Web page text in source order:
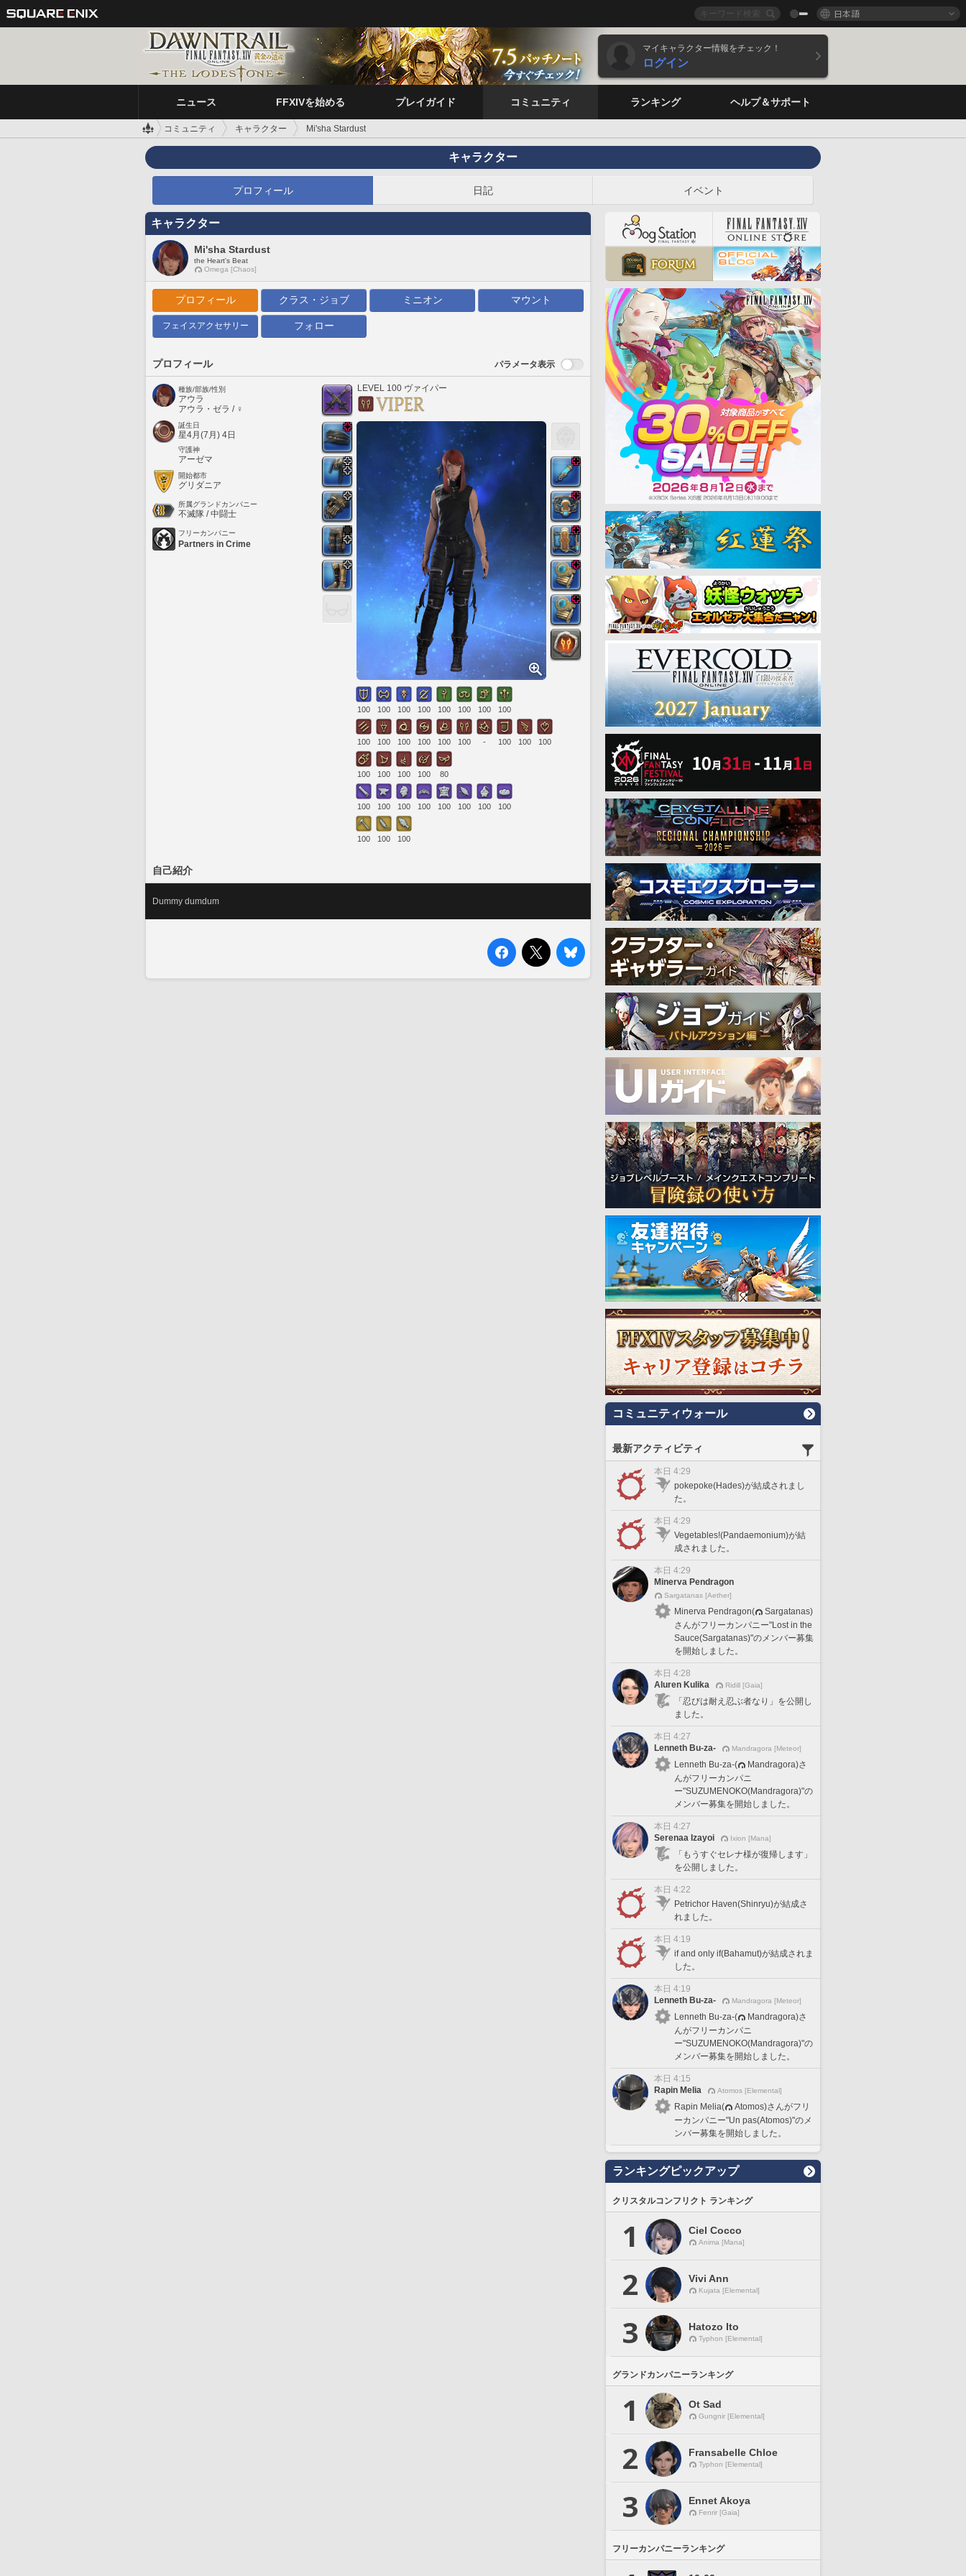
日本語
マイキャラクター情報をチェック！
ログイン
ニュース FFXIVを始める プレイガイド コミュニティ ランキング ヘルプ＆サポート
コミュニティ キャラクター Mi'sha Stardust
キャラクター
プロフィール 日記 イベント
キャラクター
Mi'sha Stardust
the Heart's Beat
Omega [Chaos]
プロフィール クラス・ジョブ ミニオン マウント
フェイスアクセサリー フォロー
プロフィール パラメータ表示
種族/部族/性別
アウラ
アウラ・ゼラ / ♀
誕生日
星4月(7月) 4日
守護神
アーゼマ
開始都市
グリダニア
所属グランドカンパニー
不滅隊 / 中闘士
フリーカンパニー
Partners in Crime
LEVEL 100 ヴァイパー
100 100 100 100 100 100 100 100
100 100 100 100 100 100 - 100 100 100
100 100 100 100 80
100 100 100 100 100 100 100 100
100 100 100
自己紹介
Dummy dumdum
コミュニティウォール
最新アクティビティ
本日 4:29
pokepoke(Hades)が結成されまし
た。
本日 4:29
Vegetables!(Pandaemonium)が結
成されました。
本日 4:29
Minerva Pendragon
Sargatanas [Aether]
Minerva Pendragon(
Sargatanas)
さんがフリーカンパニー"Lost in the
Sauce(Sargatanas)"のメンバー募集
を開始しました。
本日 4:28
Aluren Kulika
Ridill [Gaia]
「忍びは耐え忍ぶ者なり」を公開し
ました。
本日 4:27
Lenneth Bu-za-
Mandragora [Meteor]
Lenneth Bu-za-(
Mandragora)さ
んがフリーカンパニ
ー"SUZUMENOKO(Mandragora)"の
メンバー募集を開始しました。
本日 4:27
Serenaa Izayoi
Ixion [Mana]
「もうすぐセレナ様が復帰します」
を公開しました。
本日 4:22
Petrichor Haven(Shinryu)が結成さ
れました。
本日 4:19
if and only if(Bahamut)が結成されま
した。
本日 4:19
Lenneth Bu-za-
Mandragora [Meteor]
Lenneth Bu-za-(
Mandragora)さ
んがフリーカンパニ
ー"SUZUMENOKO(Mandragora)"の
メンバー募集を開始しました。
本日 4:15
Rapin Melia
Atomos [Elemental]
Rapin Melia(
Atomos)さんがフリ
ーカンパニー"Un pas(Atomos)"のメ
ンバー募集を開始しました。
ランキングピックアップ
クリスタルコンフリクト ランキング
1 Ciel Cocco
Anima [Mana]
2 Vivi Ann
Kujata [Elemental]
3 Hatozo Ito
Typhon [Elemental]
グランドカンパニーランキング
1 Ot Sad
Gungnir [Elemental]
2 Fransabelle Chloe
Typhon [Elemental]
3 Ennet Akoya
Fenrir [Gaia]
フリーカンパニーランキング